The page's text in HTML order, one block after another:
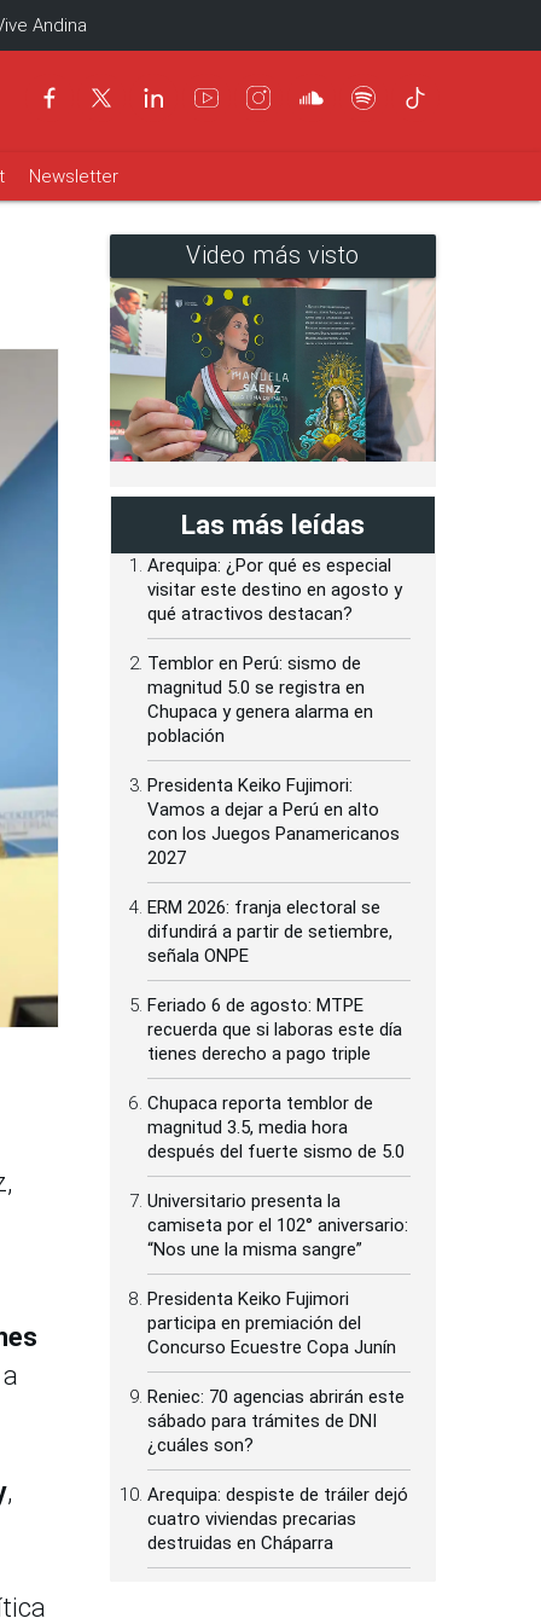
Andina
Newsletter
,
Video más visto
Las más leídas
Arequipa: ¿Por qué es especial
visitar este destino en agosto y
qué atractivos destacan?
Temblor en Perú: sismo de
magnitud 5.0 se registra en
Chupaca y genera alarma en
población
Presidenta Keiko Fujimori:
Vamos a dejar a Perú en alto
con los Juegos Panamericanos
2027
ERM 2026: franja electoral se
difundirá a partir de setiembre,
señala ONPE
Feriado 6 de agosto: MTPE
recuerda que si laboras este día
tienes derecho a pago triple
Chupaca reporta temblor de
magnitud 3.5, media hora
después del fuerte sismo de 5.0
Universitario presenta la
camiseta por el 102° aniversario:
“Nos une la misma sangre”
Presidenta Keiko Fujimori
participa en premiación del
Concurso Ecuestre Copa Junín
Reniec: 70 agencias abrirán este
sábado para trámites de DNI
¿cuáles son?
Arequipa: despiste de tráiler dejó
cuatro viviendas precarias
destruidas en Cháparra